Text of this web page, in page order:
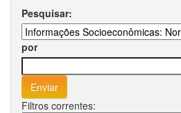
Pesquisar:
por
Filtros correntes: